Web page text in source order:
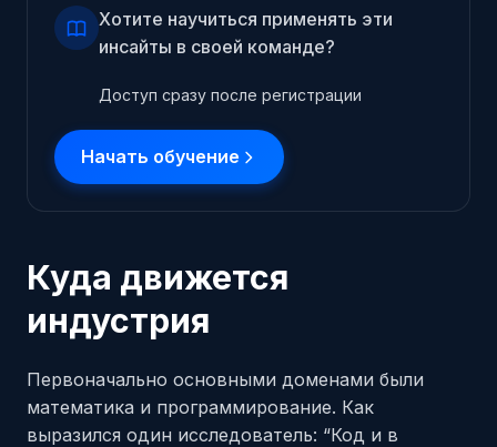
Хотите научиться применять эти
инсайты в своей команде?
Доступ сразу после регистрации
Начать обучение
Куда движется
индустрия
Первоначально основными доменами были
математика и программирование. Как
выразился один исследователь: “Код и в